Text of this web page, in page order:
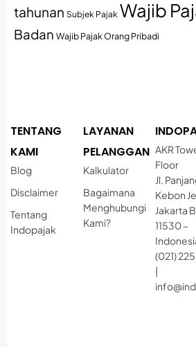
tahunan Subjek Pajak Wajib
Badan Wajib Pajak Orang Pribadi
TENTANG
KAMI
Blog
Disclaimer
Tentang
Indopajak
LAYANAN
PELANGGAN
Kalkulator
Bagaimana
Menghubungi
Kami?
AKR
Floor
Jl.
Kebon
Jakarta
11530 –
(021)
|